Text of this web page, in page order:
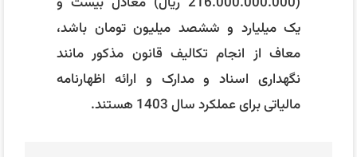
یک میلیارد و ششصد میلیون تومان باشد،
معاف از انجام تکالیف قانون مذکور مانند
نگهداری اسناد و مدارک و ارائه اظهارنامه
مالیاتی برای عملکرد سال 1403 هستند.